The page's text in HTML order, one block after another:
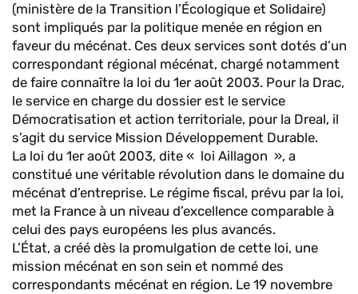
(ministère de la Transition l’Écologique et Solidaire)
sont impliqués par la politique menée en région en
faveur du mécénat. Ces deux services sont dotés d’un
correspondant régional mécénat, chargé notamment
de faire connaître la loi du 1er août 2003. Pour la Drac,
le service en charge du dossier est le service
Démocratisation et action territoriale, pour la Dreal, il
s’agit du service Mission Développement Durable.
La loi du 1er août 2003, dite « loi Aillagon », a
constitué une véritable révolution dans le domaine du
mécénat d’entreprise. Le régime fiscal, prévu par la loi,
met la France à un niveau d’excellence comparable à
celui des pays européens les plus avancés.
L’État, a créé dès la promulgation de cette loi, une
mission mécénat en son sein et nommé des
correspondants mécénat en région. Le 19 novembre